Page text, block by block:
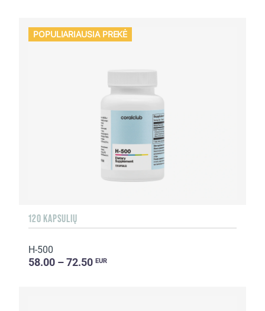
POPULIARIAUSIA PREKĖ
120 KAPSULIŲ
H-500
58.00 – 72.50 EUR